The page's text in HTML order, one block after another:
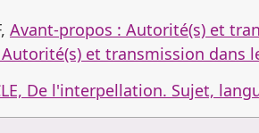
Avant-propos : Autorité(s) et
et transmission
De l'interpellation. Sujet,